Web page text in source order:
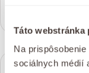
Táto webstránka
Na
sociálnych médií
cena